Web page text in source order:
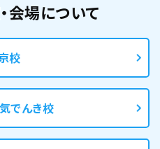
会場について
校
でんき校